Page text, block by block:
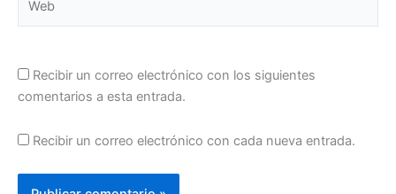
Recibir un correo electrónico con los siguientes
comentarios a esta entrada.
Recibir un correo electrónico con cada nueva entrada.